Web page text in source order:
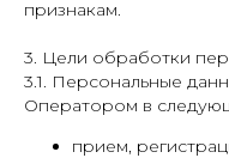
признакам.
3. Цели обработки
3.1. Персональные
Оператором в
прием,